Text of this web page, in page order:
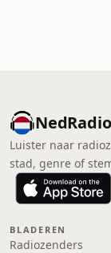
Luister naar
stad, genre of
BLADEREN
Radiozenders